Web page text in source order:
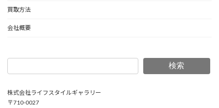
買取方法
会社概要
検索
株式会社ライフスタイルギャラリー
〒710-0027